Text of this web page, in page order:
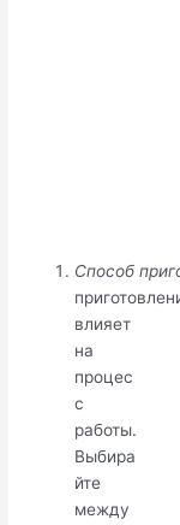
Способ
влияет
на
процес
с
работы.
Выбира
йте
между